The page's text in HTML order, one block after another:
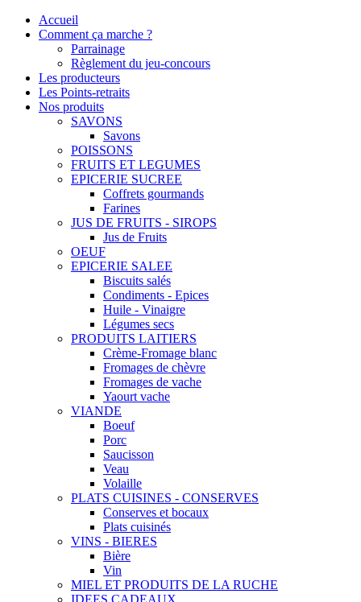
Accueil
Comment ça marche ?
Parrainage
Règlement du jeu-concours
Les producteurs
Les Points-retraits
Nos produits
SAVONS
Savons
POISSONS
FRUITS ET LEGUMES
EPICERIE SUCREE
Coffrets gourmands
Farines
JUS DE FRUITS - SIROPS
Jus de Fruits
OEUF
EPICERIE SALEE
Biscuits salés
Condiments - Epices
Huile - Vinaigre
Légumes secs
PRODUITS LAITIERS
Crème-Fromage blanc
Fromages de chèvre
Fromages de vache
Yaourt vache
VIANDE
Boeuf
Porc
Saucisson
Veau
Volaille
PLATS CUISINES - CONSERVES
Conserves et bocaux
Plats cuisinés
VINS - BIERES
Bière
Vin
MIEL ET PRODUITS DE LA RUCHE
IDEES CADEAUX